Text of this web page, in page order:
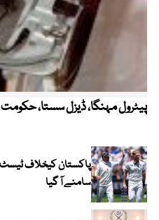
پیٹرول مہنگا، ڈیزل سستا،
سامنے آ گیا